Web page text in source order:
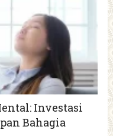
Investasi
Bahagia